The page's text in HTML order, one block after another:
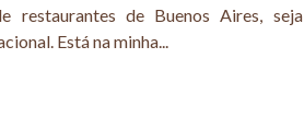
restaurantes de Buenos Aires,
Está na minha...